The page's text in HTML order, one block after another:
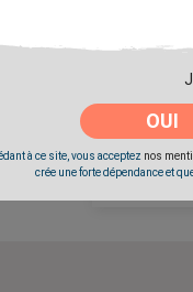
OUI
à ce site, vous acceptez nos
crée une forte dépendance et
Livré